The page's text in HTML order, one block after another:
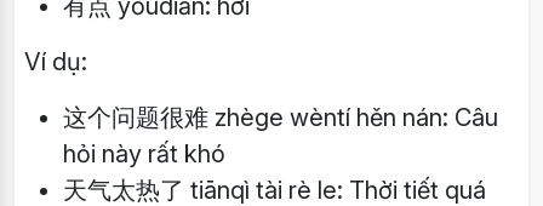
有点 yǒudiǎn: hơi
Ví dụ:
这个问题很难 zhège wèntí hěn nán: Câu
hỏi này rất khó
天气太热了 tiānqì tài rè le: Thời tiết quá